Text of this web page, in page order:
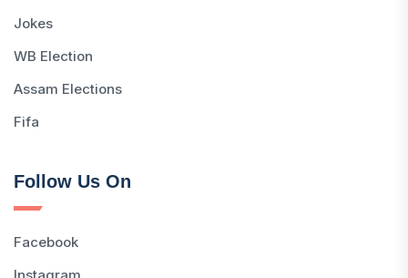
Jokes
WB Election
Assam Elections
Fifa
Follow Us On
Facebook